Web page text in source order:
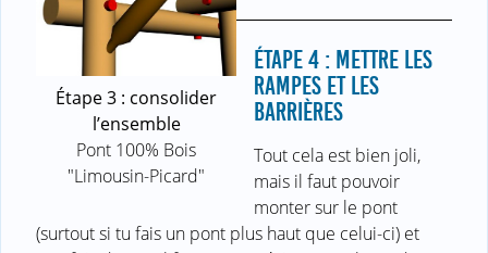
Étape 3 : consolider
l’ensemble
Pont 100% Bois
"Limousin-Picard"
ÉTAPE 4 : METTRE LES
RAMPES ET LES
BARRIÈRES
Tout cela est bien joli,
mais il faut pouvoir
monter sur le pont
(surtout si tu fais un pont plus haut que celui-ci) et